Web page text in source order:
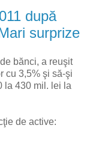
după
surprize
bănci, a reuşit
cu 3,5% şi să-şi
la 430 mil. lei la
de active: